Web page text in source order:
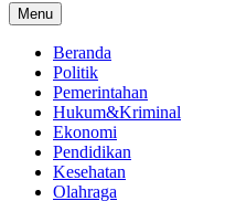
Menu
Beranda
Politik
Pemerintahan
Hukum&Kriminal
Ekonomi
Pendidikan
Kesehatan
Olahraga